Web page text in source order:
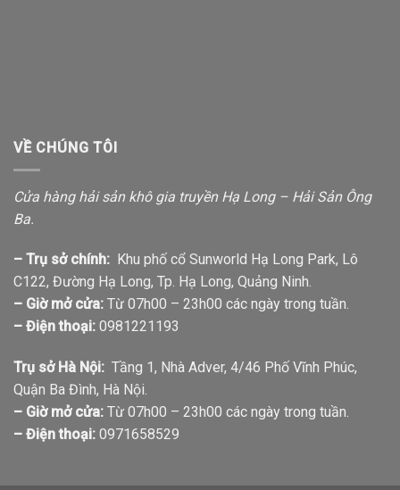
VỀ CHÚNG TÔI
Cửa hàng hải sản khô gia truyền Hạ Long – Hải Sản Ông
Ba.
– Trụ sở chính: Khu phố cổ Sunworld Hạ Long Park, Lô
C122, Đường Hạ Long, Tp. Hạ Long, Quảng Ninh.
– Giờ mở cửa: Từ 07h00 – 23h00 các ngày trong tuần.
– Điện thoại: 0981221193
Trụ sở Hà Nội: Tầng 1, Nhà Adver, 4/46 Phố Vĩnh Phúc,
Quận Ba Đình, Hà Nội.
– Giờ mở cửa: Từ 07h00 – 23h00 các ngày trong tuần.
– Điện thoại: 0971658529